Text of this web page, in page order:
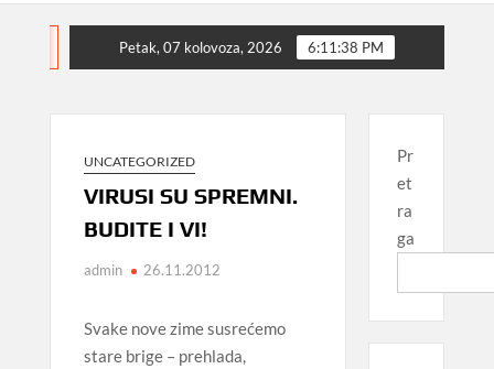
SHAKE ONE PURE Protiv dijabetesa-
Petak, 07 kolovoza, 2026 6:11:39 PM
UNCATEGORIZED
VIRUSI SU SPREMNI.
BUDITE I VI!
admin 26.11.2012
Svake nove zime susrećemo
stare brige – prehlada,
Pr
et
ra
ga